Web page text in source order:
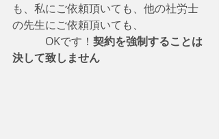
も、私にご依頼頂いても、他の社労士
の先生にご依頼頂いても、
OKです！ 契約を強制することは
決して致しません